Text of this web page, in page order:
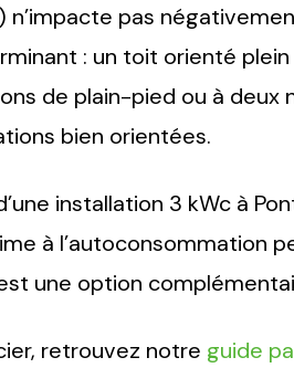
n’impacte pas
: un toit orienté
de plain-pied ou à deux
bien orientées.
installation 3 kWc à
à l’autoconsommation
une option
retrouvez notre guide